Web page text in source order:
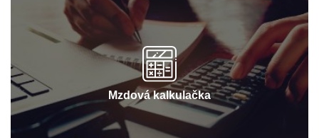
Mzdová kalkulačka